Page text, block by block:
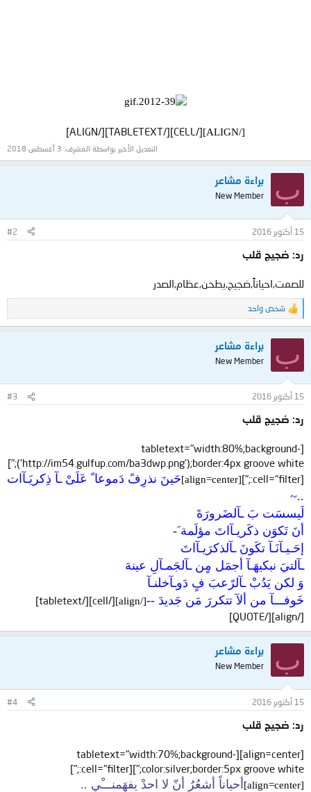
[/ALIGN]
[/CELL][/TABLETEXT][/ALIGN]​
التعديل الأخير بواسطة المشرف: 3 أغسطس 2018
ب براءة مشاعر
New Member
15 أكتوبر 2016 #2
رد: ضجيج قلب
للصمت,احياناً,ضجيج,يطحن,عظام,الصدر
ا
ل
ت
ا
ت
شخص واحد
ب براءة مشاعر
New Member
15 أكتوبر 2016 #3
رد: ضجيج قلب
[tabletext="width:80%;background-
('http://im54.gulfup.com/ba3dwp.png');border:4px groove white;"]
[cell="filter:;"]
[align=center]
حَينَ نذرِفً دَموعا ً عَلَىْ ـآ ذِكريَـآات
..~
لَيسسَت بَ ـآلضَرورَةَ
أنَ تَكوَن ذكَريـآاتَ مؤلَمة َ-
إحَـيـآنَـآ تكَونَ ـآلذكرَيـآاتَ
ـآلتيَ نبكيهَـآ أجمَل مٍن ـآلجَمـآلِ عينهَ
وَ لكن يَدُبْ ـآلرًعبَ فٍ دَوـآخلنـآ
خَوفـــآ من ألآ تتكررَ مَن جَديدَ --[/align]
[/cell][/tabletext]
[/align][/QUOTE]
ب براءة مشاعر
New Member
15 أكتوبر 2016 #4
رد: ضجيج قلب
[align=center][tabletext="width:70%;background-
color:silver;border:5px groove white;"][cell="filter:;"]
[align=center]
أحياناً أشعُرُ أنّ لا احدْ يفهَمنـــْي ..